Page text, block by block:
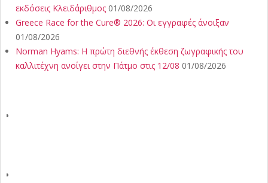
εκδόσεις Κλειδάριθμος 01/08/2026
Greece Race for the Cure® 2026: Οι εγγραφές άνοιξαν
01/08/2026
Norman Hyams: Η πρώτη διεθνής έκθεση ζωγραφικής του
καλλιτέχνη ανοίγει στην Πάτμο στις 12/08 01/08/2026